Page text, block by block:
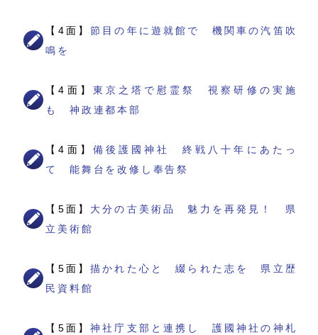
【4面】節目の年に遊就館で 機関車の汽笛吹
鳴を
【4面】 東京之塔で慰霊祭 視察研修の実施
も 神政連都本部
【4面】 備後護國神社 終戦八十年にあたっ
て 能舞台を改修し奉告祭
【5面】 大分の古美術品 魅力を再発見！ 県
立美術館
【5面】描かれた心と 綴られた志を 県立歴
民資料館
【5面】神社庁支部と連携し 護國神社の神札